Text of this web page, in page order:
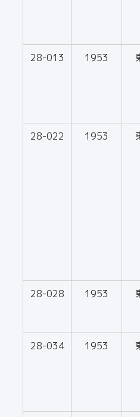
28-013 1953
28-022 1953
28-028 1953
28-034 1953